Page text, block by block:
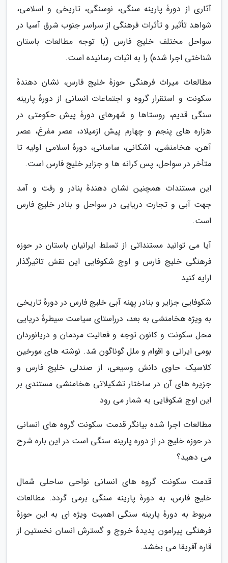
آثاری از دورۀ پارینه سنگی، نوسنگی، تاریخی و اسلامی،
شواهد تأثیر و تأثرات فرهنگی از سراسر جنوب شرق آسیا در
سواحل مختلف خلیج فارس (با توجه مطالعات باستان
شناختی اجرا شده) را به اثبات رسانیده است.
مطالعات میراث فرهنگی حوزۀ خلیج فارس، نشان دهندۀ
سکونت و استقرار گروه و اجتماعات انسانی از دورۀ پارینه
سنگی قدیم، روستاها و شهرهای دورۀ پیش حکومتی در
هزاره های پنجم و چهارم پیش ازمیلاد، عصر مفرغ، عصر
آهن، هخامنشی، اشکانی، ساسانی، دورۀ اسلامی اولیه تا
متأخر در سواحل، پس کرانه ها و جزایر خلیج فارس است.
این مستندات همچنین نشان دهندۀ بنادر و رفت و آمد
جهت آبی و تجارت دریایی در سواحل و بنادر خلیج فارس
است.
آیا می توانید مستنداتی از تسلط ایرانیان باستان در حوزه
فرهنگی خلیج فارس و اوج شکوفایی این نقش تاثیرگذار
ارایه کنید
شکوفایی جزایر و بنادر پهنه آبی خلیج فارس در دورۀ تاریخی
به ویژه هخامنشی به بعد، درراستای سیاست سیطرۀ دریایی
محل سکونت و کانون توجه و فعالیت مردمان و دریانوردان
بومی ایرانی و اقوام و ملل گوناگون شد. نوشته های مورخین
کلاسیک حاوی دانش وسیعی، از صندلی خلیج فارس و
جزیره های آن در ساختار تشکیلاتی هخامنشی مستندی بر
این اوج شکوفایی به شمار می رود
مطالعات اجرا شده بیانگر قدمت سکونت گروه های انسانی
در حوزه خلیج در از دوره پارینه سنگی است در این باره شرح
می دهید؟
قدمت سکونت گروه های انسانی نواحی ساحلی شمال
خلیج فارس، به دورۀ پارینه سنگی برمی گردد. مطالعات
مربوط به دورۀ پارینه سنگی اهمیت ویژه ای به این حوزۀ
فرهنگی پیرامون پدیدۀ خروج و گسترش انسان نخستین از
قاره آفریقا می بخشد.